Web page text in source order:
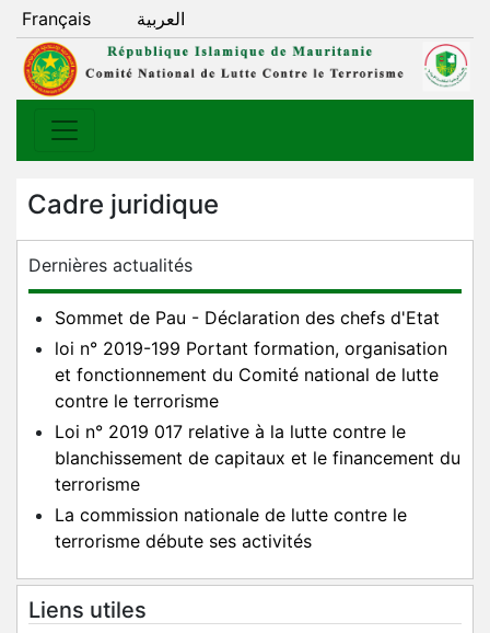
Français العربية
Cadre juridique
Dernières actualités
Sommet de Pau - Déclaration des chefs d'Etat
loi n° 2019-199 Portant formation, organisation
et fonctionnement du Comité national de lutte
contre le terrorisme
Loi n° 2019 017 relative à la lutte contre le
blanchissement de capitaux et le financement du
terrorisme
La commission nationale de lutte contre le
terrorisme débute ses activités
Liens utiles